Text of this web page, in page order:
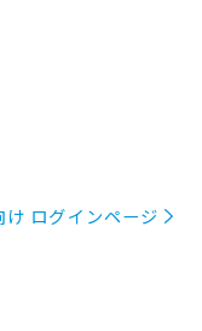
け ログインページ